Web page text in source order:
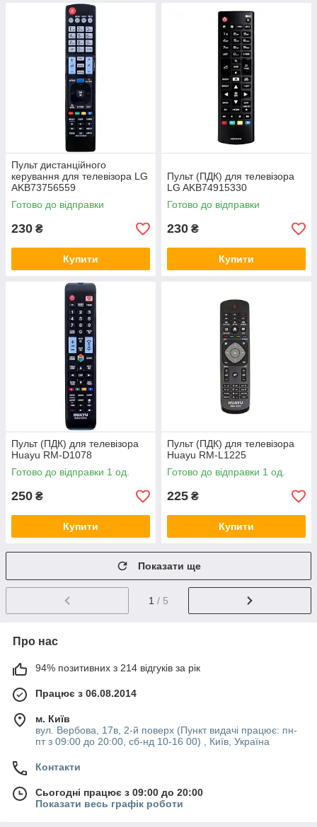
Пульт дистанційного
керування для телевізора LG
AKB73756559
Готово до відправки
230 ₴
Купити
Пульт (ПДК) для телевізора
LG AKB74915330
Готово до відправки
230 ₴
Купити
Пульт (ПДК) для телевізора
Huayu RM-D1078
Готово до відправки 1 од.
250 ₴
Купити
Пульт (ПДК) для телевізора
Huayu RM-L1225
Готово до відправки 1 од.
225 ₴
Купити
Показати ще
1 / 5
Про нас
94% позитивних з 214 відгуків за рік
Працює з 06.08.2014
м. Київ
вул. Вербова, 17в, 2-й поверх (Пункт видачі працює: пн-
пт з 09:00 до 20:00, сб-нд 10-16 00) , Київ, Україна
Контакти
Сьогодні працює з 09:00 до 20:00
Показати весь графік роботи